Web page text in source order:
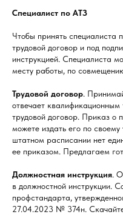
Специалист по АТЗ
Чтобы принять специалиста
трудовой договор и под
инструкцией. Специалиста
месту работы, по
Трудовой договор.
отвечает
трудовой договор. Приказ о
можете издать его по
штатном расписании нет
ее приказом. Предлагаем
Должностная инструкция.
в должностной инструкции.
профстандарта,
27.04.2023 № 374н.